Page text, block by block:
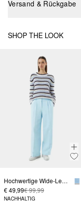
Versand & Rückgabe
SHOP THE LOOK
Hochwertige Wide-Leg-Hose mit Bund-Detail
€ 49,99€ 99,99
NACHHALTIG